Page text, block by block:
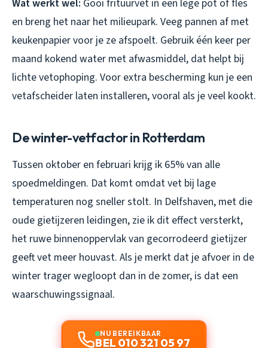
Wat werkt wel: Gooi frituurvet in een lege pot of fles
en breng het naar het milieupark. Veeg pannen af met
keukenpapier voor je ze afspoelt. Gebruik één keer per
maand kokend water met afwasmiddel, dat helpt bij
lichte vetophoping. Voor extra bescherming kun je een
vetafscheider laten installeren, vooral als je veel kookt.
De winter-vetfactor in Rotterdam
Tussen oktober en februari krijg ik 65% van alle
spoedmeldingen. Dat komt omdat vet bij lage
temperaturen nog sneller stolt. In Delfshaven, met die
oude gietijzeren leidingen, zie ik dit effect versterkt,
het ruwe binnenoppervlak van gecorrodeerd gietijzer
geeft vet meer houvast. Als je merkt dat je afvoer in de
winter trager wegloopt dan in de zomer, is dat een
waarschuwingssignaal.
NU BEREIKBAAR
BEL 010 321 05 97